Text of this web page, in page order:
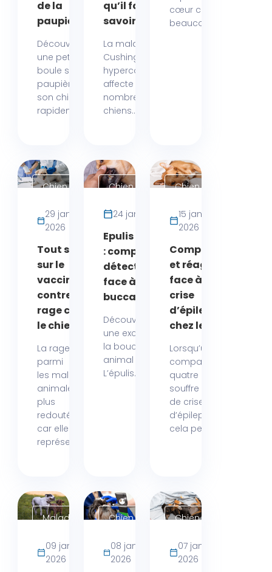
de la
paupière
Découvrir
une petite
boule sur la
paupière de
son chien peut
rapidement...
qu’il faut
savoir
La maladie de
Cushing, ou
hypercorticisme,
affecte de
nombreux
chiens...
cœur chez un chien,
beaucoup de
Chien
29 janvier
2026
Tout savoir
sur le
vaccin
contre la
rage chez
le chien
La rage figure
parmi
les maladies
animales les
plus
redoutées,
car elle
représente...
Chien
24 janvier 2026
Epulis chez le chien
: comprendre,
détecter et réagir
face à une tumeur
buccale
Découvrir
une excroissance dans
la bouche de son
animal peut inquiéter.
L’épulis...
Chien
15 janvier
2026
Comprendre
et réagir
face à une
crise
d’épilepsie
chez le chien
Lorsqu’un
compagnon à
quatre pattes
souffre
de crises
d’épilepsie,
cela peut...
Maladies
09 janvier
2026
Chien
08 janvier
2026
Chien
07 janvier
2026